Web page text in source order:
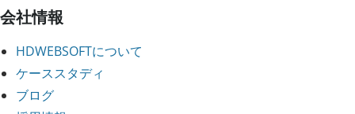
会社情報
HDWEBSOFTについて
ケーススタディ
ブログ